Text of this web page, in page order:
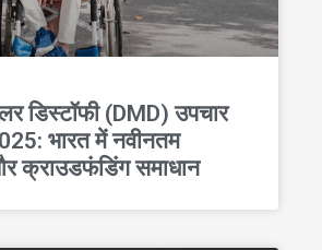
डिस्टॉफी (DMD) उपचार
भारत में नवीनतम
क्राउडफंडिंग समाधान